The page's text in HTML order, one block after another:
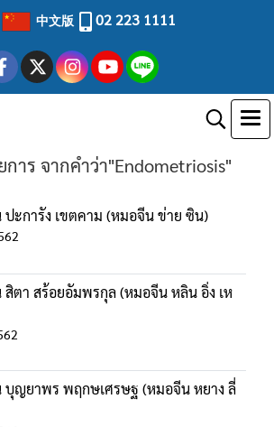
中文版 02 223 1111
าร จากคำว่า"Endometriosis"
ะการัง เขตคาม (หมอจีน ข่าย ซิน)
ตา สร้อยอัมพรกุล (หมอจีน หลิน อิ่ง เห
ญยาพร พฤกษเศรษฐ (หมอจีน หยาง ลี่